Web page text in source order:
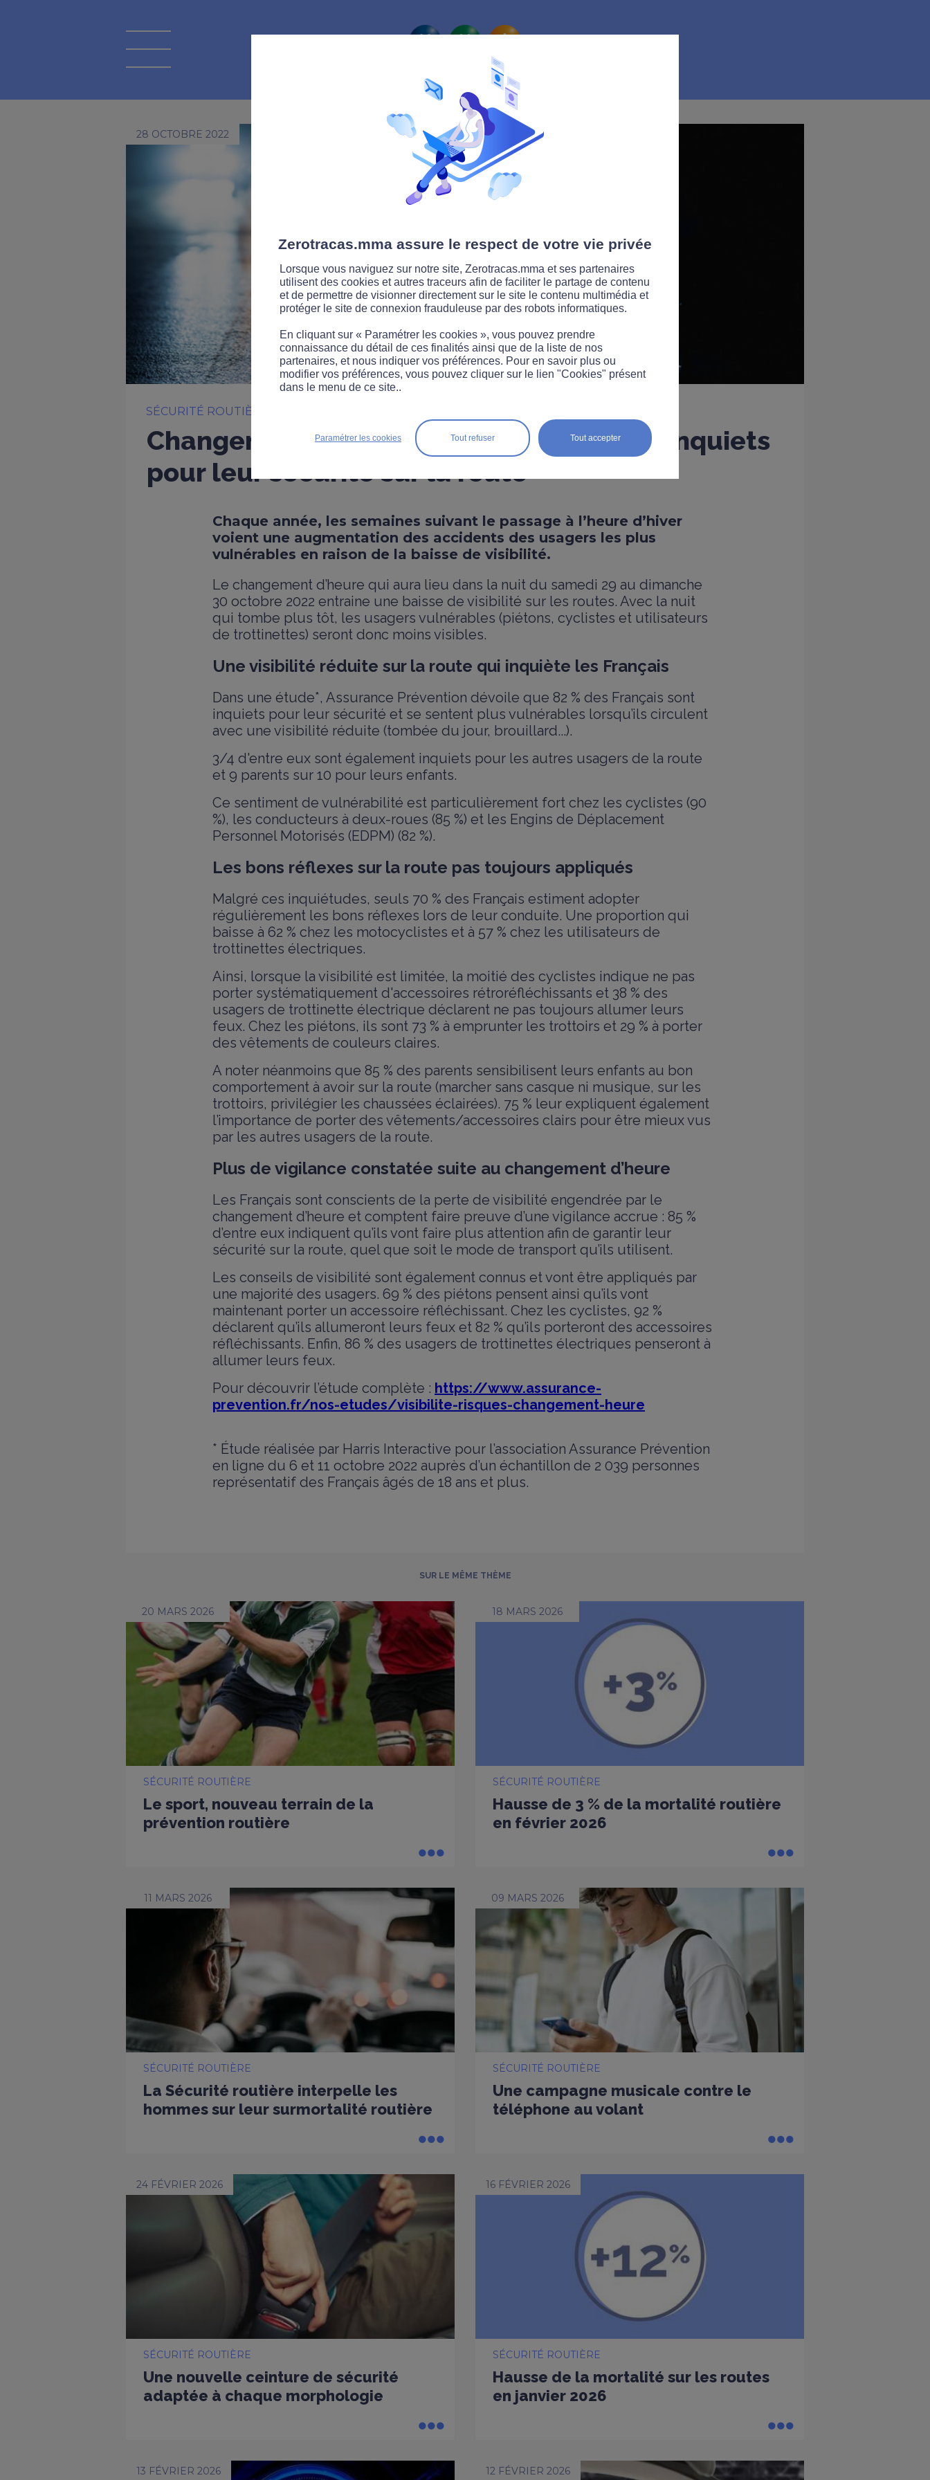
La route Zérotracas
28 OCTOBRE 2022
SÉCURITÉ ROUTIÈRE
Changement d’heure : 82 % des Français inquiets
pour leur sécurité sur la route
Chaque année, les semaines suivant le passage à l’heure d’hiver
voient une augmentation des accidents des usagers les plus
vulnérables en raison de la baisse de visibilité.
Le changement d’heure qui aura lieu dans la nuit du samedi 29 au dimanche
30 octobre 2022 entraine une baisse de visibilité sur les routes. Avec la nuit
qui tombe plus tôt, les usagers vulnérables (piétons, cyclistes et utilisateurs
de trottinettes) seront donc moins visibles.
Une visibilité réduite sur la route qui inquiète les Français
Dans une étude*, Assurance Prévention dévoile que 82 % des Français sont
inquiets pour leur sécurité et se sentent plus vulnérables lorsqu’ils circulent
avec une visibilité réduite (tombée du jour, brouillard...).
3/4 d'entre eux sont également inquiets pour les autres usagers de la route
et 9 parents sur 10 pour leurs enfants.
Ce sentiment de vulnérabilité est particulièrement fort chez les cyclistes (90
%), les conducteurs à deux-roues (85 %) et les Engins de Déplacement
Personnel Motorisés (EDPM) (82 %).
Les bons réflexes sur la route pas toujours appliqués
Malgré ces inquiétudes, seuls 70 % des Français estiment adopter
régulièrement les bons réflexes lors de leur conduite. Une proportion qui
baisse à 62 % chez les motocyclistes et à 57 % chez les utilisateurs de
trottinettes électriques.
Ainsi, lorsque la visibilité est limitée, la moitié des cyclistes indique ne pas
porter systématiquement d'accessoires rétroréfléchissants et 38 % des
usagers de trottinette électrique déclarent ne pas toujours allumer leurs
feux. Chez les piétons, ils sont 73 % à emprunter les trottoirs et 29 % à porter
des vêtements de couleurs claires.
A noter néanmoins que 85 % des parents sensibilisent leurs enfants au bon
comportement à avoir sur la route (marcher sans casque ni musique, sur les
trottoirs, privilégier les chaussées éclairées). 75 % leur expliquent également
l’importance de porter des vêtements/accessoires clairs pour être mieux vus
par les autres usagers de la route.
Plus de vigilance constatée suite au changement d’heure
Les Français sont conscients de la perte de visibilité engendrée par le
changement d’heure et comptent faire preuve d’une vigilance accrue : 85 %
d’entre eux indiquent qu’ils vont faire plus attention afin de garantir leur
sécurité sur la route, quel que soit le mode de transport qu’ils utilisent.
Les conseils de visibilité sont également connus et vont être appliqués par
une majorité des usagers. 69 % des piétons pensent ainsi qu’ils vont
maintenant porter un accessoire réfléchissant. Chez les cyclistes, 92 %
déclarent qu’ils allumeront leurs feux et 82 % qu’ils porteront des accessoires
réfléchissants. Enfin, 86 % des usagers de trottinettes électriques penseront à
allumer leurs feux.
Pour découvrir l’étude complète : https://www.assurance-
prevention.fr/nos-etudes/visibilite-risques-changement-heure
* Étude réalisée par Harris Interactive pour l’association Assurance Prévention
en ligne du 6 et 11 octobre 2022 auprès d’un échantillon de 2 039 personnes
représentatif des Français âgés de 18 ans et plus.
SUR LE MÊME THÈME
20 MARS 2026
SÉCURITÉ ROUTIÈRE
Le sport, nouveau terrain de la
prévention routière
11 MARS 2026
SÉCURITÉ ROUTIÈRE
La Sécurité routière interpelle les
hommes sur leur surmortalité routière
24 FÉVRIER 2026
SÉCURITÉ ROUTIÈRE
Une nouvelle ceinture de sécurité
adaptée à chaque morphologie
13 FÉVRIER 2026
18 MARS 2026
SÉCURITÉ ROUTIÈRE
Hausse de 3 % de la mortalité routière
en février 2026
09 MARS 2026
SÉCURITÉ ROUTIÈRE
Une campagne musicale contre le
téléphone au volant
16 FÉVRIER 2026
SÉCURITÉ ROUTIÈRE
Hausse de la mortalité sur les routes
en janvier 2026
12 FÉVRIER 2026
Zerotracas.mma assure le respect de votre vie privée
Lorsque vous naviguez sur notre site, Zerotracas.mma et ses partenaires
utilisent des cookies et autres traceurs afin de faciliter le partage de contenu
et de permettre de visionner directement sur le site le contenu multimédia et
protéger le site de connexion frauduleuse par des robots informatiques.
En cliquant sur « Paramétrer les cookies », vous pouvez prendre
connaissance du détail de ces finalités ainsi que de la liste de nos
partenaires, et nous indiquer vos préférences. Pour en savoir plus ou
modifier vos préférences, vous pouvez cliquer sur le lien "Cookies" présent
dans le menu de ce site..
Tout accepter
Tout refuser
Paramétrer les cookies